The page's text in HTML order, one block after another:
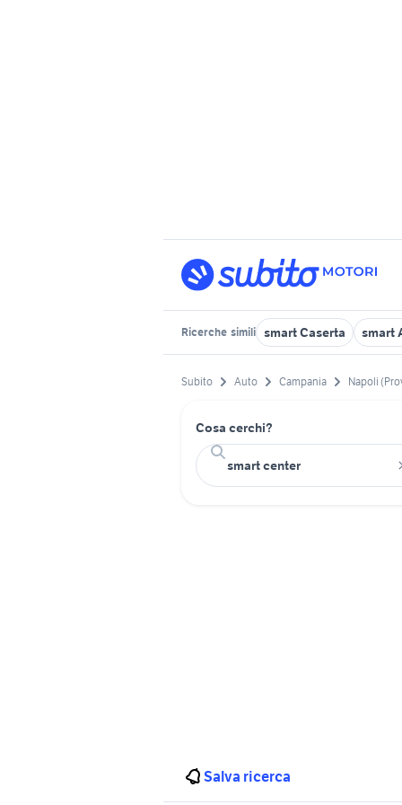
Ricerche simili smart Caserta smart
Subito Auto Campania Napoli
Cosa cerchi?
Salva ricerca